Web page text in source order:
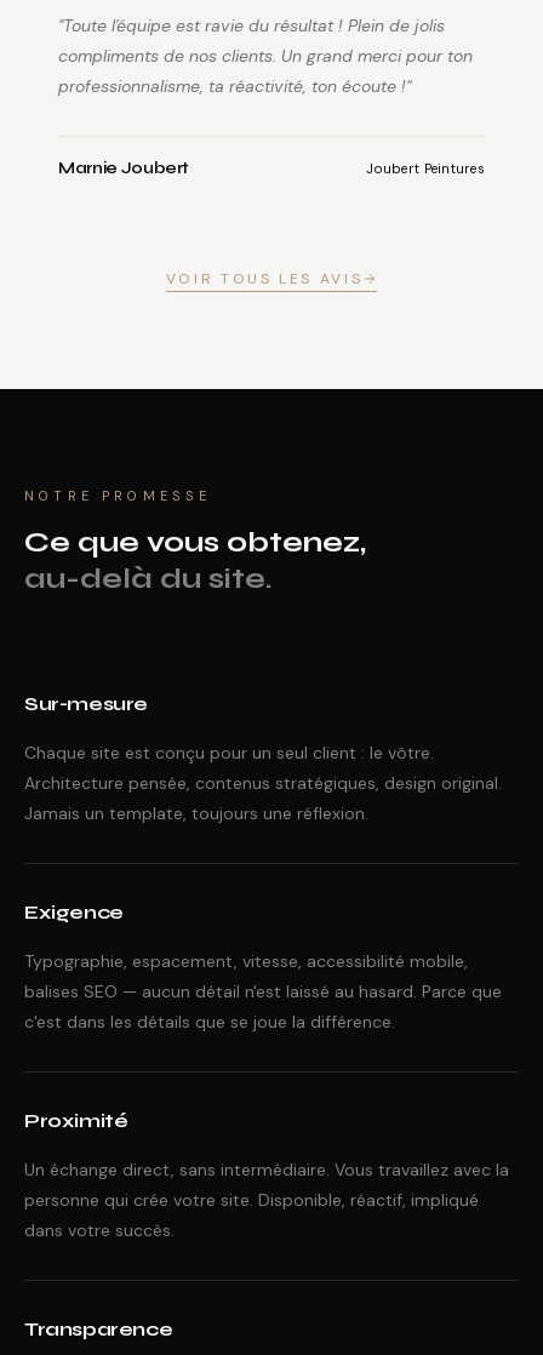
"Toute l'équipe est ravie du résultat ! Plein de jolis
compliments de nos clients. Un grand merci pour ton
professionnalisme, ta réactivité, ton écoute !"
Marnie Joubert Joubert Peintures
VOIR TOUS LES AVIS
NOTRE PROMESSE
Ce que vous obtenez,
au-delà du site.
Sur-mesure
Chaque site est conçu pour un seul client : le vôtre.
Architecture pensée, contenus stratégiques, design original.
Jamais un template, toujours une réflexion.
Exigence
Typographie, espacement, vitesse, accessibilité mobile,
balises SEO — aucun détail n'est laissé au hasard. Parce que
c'est dans les détails que se joue la différence.
Proximité
Un échange direct, sans intermédiaire. Vous travaillez avec la
personne qui crée votre site. Disponible, réactif, impliqué
dans votre succès.
Transparence